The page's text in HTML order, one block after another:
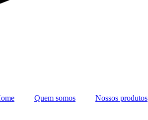
Quem somos Nossos produtos